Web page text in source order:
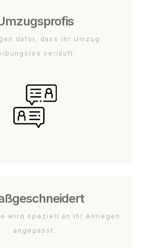
dafür, dass Ihr Umzug
verläuft.
wird speziell an Ihr Anliegen
angepasst.